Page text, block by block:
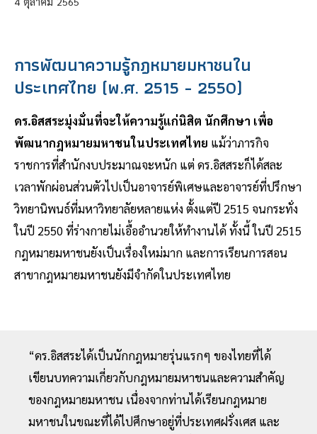
การพัฒนาความรู้กฎหมายมหาชนใน
ประเทศไทย (พ.ศ. 2515 - 2550)
ดร.อิสสระมุ่งมั่นที่จะให้ความรู้แก่นิสิต นักศึกษา เพื่อ
พัฒนากฎหมายมหาชนในประเทศไทย แม้ว่าภารกิจ
ราชการที่สำนักงบประมาณจะหนัก แต่ ดร.อิสสระก็ได้สละ
เวลาพักผ่อนส่วนตัวไปเป็นอาจารย์พิเศษและอาจารย์ที่ปรึกษา
วิทยานิพนธ์ที่มหาวิทยาลัยหลายแห่ง ตั้งแต่ปี 2515 จนกระทั่ง
ในปี 2550 ที่ร่างกายไม่เอื้ออำนวยให้ทำงานได้ ทั้งนี้ ในปี 2515
กฎหมายมหาชนยังเป็นเรื่องใหม่มาก และการเรียนการสอน
สาขากฎหมายมหาชนยังมีจำกัดในประเทศไทย
“ดร.อิสสระได้เป็นนักกฎหมายรุ่นแรกๆ ของไทยที่ได้
เขียนบทความเกี่ยวกับกฎหมายมหาชนและความสำคัญ
ของกฎหมายมหาชน เนื่องจากท่านได้เรียนกฎหมาย
มหาชนในขณะที่ได้ไปศึกษาอยู่ที่ประเทศฝรั่งเศส และ